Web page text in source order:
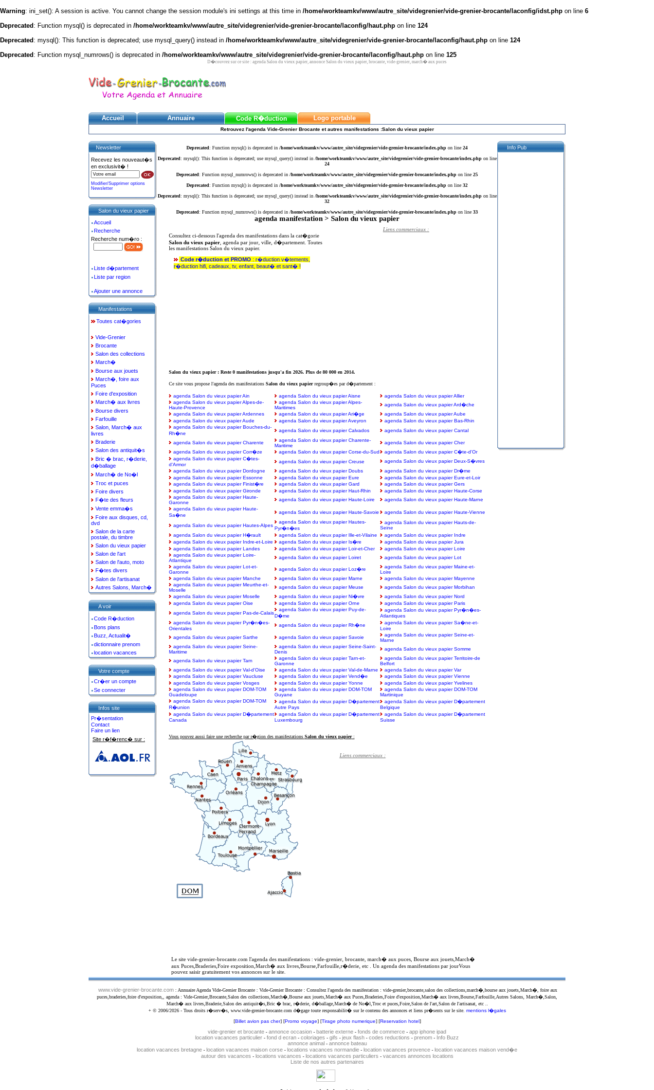
Warning: ini_set(): A session is active. You cannot change the session module's ini settings at this time in /home/workteamkv/www/autre_site/videgrenier/vide-grenier-brocante/laconfig/idst.php on line 6
Deprecated : Function mysql() is deprecated in /home/workteamkv/www/autre_site/videgrenier/vide-grenier-brocante/laconfig/haut.php on line 124
Deprecated : mysql(): This function is deprecated; use mysql_query() instead in /home/workteamkv/www/autre_site/videgrenier/vide-grenier-brocante/laconfig/haut.php on line 124
Deprecated : Function mysql_numrows() is deprecated in /home/workteamkv/www/autre_site/videgrenier/vide-grenier-brocante/laconfig/haut.php on line 125
D�couvrez sur ce site : agenda Salon du vieux papier, annonce Salon du vieux papier, brocante, vide-grenier, march� aux puces
Accueil Annuaire Code R�duction Logo portable
Retrouvez l'agenda Vide-Grenier Brocante et autres manifestations :Salon du vieux papier
Deprecated: Function mysql() is deprecated in /home/workteamkv/www/autre_site/videgrenier/vide-grenier-brocante/index.php on line 24
Deprecated: mysql(): This function is deprecated; use mysql_query() instead in /home/workteamkv/www/autre_site/videgrenier/vide-grenier-brocante/index.phpon line
24
Deprecated: Function mysql_numrows() is deprecated in /home/workteamkv/www/autre_site/videgrenier/vide-grenier-brocante/index.php on line 25
Deprecated: Function mysql() is deprecated in /home/workteamkv/www/autre_site/videgrenier/vide-grenier-brocante/index.php on line 32
Deprecated: mysql(): This function is deprecated; use mysql_query() instead in /home/workteamkv/www/autre_site/videgrenier/vide-grenier-brocante/index.phpon line
32
Deprecated: Function mysql_numrows() is deprecated in /home/workteamkv/www/autre_site/videgrenier/vide-grenier-brocante/index.php on line 33
agenda manifestation > Salon du vieux papier
Consultez ci-dessous l'agenda des manifestations dans la cat�gorie
Salon du vieux papier, agenda par jour, ville, d�partement. Toutes
les manifestations Salon du vieux papier.
Code r�duction et PROMO : r�duction v�tements,
r�duction hifi, cadeaux, tv, enfant, beaut� et sant� !
Liens commerciaux :
Salon du vieux papier : Reste 0 manifestations jusqu'a fin 2026. Plus de 80 000 en 2014.
Ce site vous propose l'agenda des manifestations Salon du vieux papierregroup�es par d�partement :
agenda Salon du vieux papier Ain agenda Salon du vieux papier Aisne
agenda Salon du vieux papier Allier
agenda Salon du vieux papier Alpes-de-
Haute-Provence
agenda Salon du vieux papier Alpes-
Maritimes
agenda Salon du vieux papier Ard�che
agenda Salon du vieux papier Ardennes
agenda Salon du vieux papier Ari�ge
agenda Salon du vieux papier Aube
agenda Salon du vieux papier Aude
agenda Salon du vieux papier Aveyron
agenda Salon du vieux papier Bas-Rhin
agenda Salon du vieux papier Bouches-du-
Rh�ne
agenda Salon du vieux papier Calvados agenda Salon du vieux papier Cantal
agenda Salon du vieux papier Charente
agenda Salon du vieux papier Charente-
Maritime
agenda Salon du vieux papier Cher
agenda Salon du vieux papier Corr�ze
agenda Salon du vieux papier Corse-du-Sud
agenda Salon du vieux papier C�te-d'Or
agenda Salon du vieux papier C�tes-
d'Armor
agenda Salon du vieux papier Creuse
agenda Salon du vieux papier Deux-S�vres
agenda Salon du vieux papier Dordogne
agenda Salon du vieux papier Doubs
agenda Salon du vieux papier Dr�me
agenda Salon du vieux papier Essonne
agenda Salon du vieux papier Eure
agenda Salon du vieux papier Eure-et-Loir
agenda Salon du vieux papier Finist�re
agenda Salon du vieux papier Gard
agenda Salon du vieux papier Gers
agenda Salon du vieux papier Gironde
agenda Salon du vieux papier Haut-Rhin
agenda Salon du vieux papier Haute-Corse
agenda Salon du vieux papier Haute-
Garonne
agenda Salon du vieux papier Haute-Loire
agenda Salon du vieux papier Haute-Marne
agenda Salon du vieux papier Haute-
Sa�ne
agenda Salon du vieux papier Haute-Savoie agenda Salon du vieux papier Haute-Vienne
agenda Salon du vieux papier Hautes-Alpes
agenda Salon du vieux papier Hautes-
Pyr�n�es
agenda Salon du vieux papier Hauts-de-
Seine
agenda Salon du vieux papier H�rault
agenda Salon du vieux papier Ille-et-Vilaine
agenda Salon du vieux papier Indre
agenda Salon du vieux papier Indre-et-Loire
agenda Salon du vieux papier Is�re
agenda Salon du vieux papier Jura
agenda Salon du vieux papier Landes
agenda Salon du vieux papier Loir-et-Cher
agenda Salon du vieux papier Loire
agenda Salon du vieux papier Loire-
Atlantique
agenda Salon du vieux papier Loiret
agenda Salon du vieux papier Lot
agenda Salon du vieux papier Lot-et-
Garonne
agenda Salon du vieux papier Loz�re
agenda Salon du vieux papier Maine-et-
Loire
agenda Salon du vieux papier Manche
agenda Salon du vieux papier Marne
agenda Salon du vieux papier Mayenne
agenda Salon du vieux papier Meurthe-et-
Moselle
agenda Salon du vieux papier Meuse
agenda Salon du vieux papier Morbihan
agenda Salon du vieux papier Moselle
agenda Salon du vieux papier Ni�vre
agenda Salon du vieux papier Nord
agenda Salon du vieux papier Oise
agenda Salon du vieux papier Orne
agenda Salon du vieux papier Paris
agenda Salon du vieux papier Pas-de-Calais
agenda Salon du vieux papier Puy-de-
D�me
agenda Salon du vieux papier Pyr�n�es-
Atlantiques
agenda Salon du vieux papier Pyr�n�es-
Orientales
agenda Salon du vieux papier Rh�ne
agenda Salon du vieux papier Sa�ne-et-
Loire
agenda Salon du vieux papier Sarthe
agenda Salon du vieux papier Savoie
agenda Salon du vieux papier Seine-et-
Marne
agenda Salon du vieux papier Seine-
Maritime
agenda Salon du vieux papier Seine-Saint-
Denis
agenda Salon du vieux papier Somme
agenda Salon du vieux papier Tarn
agenda Salon du vieux papier Tarn-et-
Garonne
agenda Salon du vieux papier Territoire-de
Belfort
agenda Salon du vieux papier Val-d'Oise
agenda Salon du vieux papier Val-de-Marne
agenda Salon du vieux papier Var
agenda Salon du vieux papier Vaucluse
agenda Salon du vieux papier Vend�e
agenda Salon du vieux papier Vienne
agenda Salon du vieux papier Vosges
agenda Salon du vieux papier Yonne
agenda Salon du vieux papier Yvelines
agenda Salon du vieux papier DOM-TOM
Guadeloupe
agenda Salon du vieux papier DOM-TOM
Guyane
agenda Salon du vieux papier DOM-TOM
Martinique
agenda Salon du vieux papier DOM-TOM
R�union
agenda Salon du vieux papier D�partement
Autre Pays
agenda Salon du vieux papier D�partement
Belgique
agenda Salon du vieux papier D�partement
Canada
agenda Salon du vieux papier D�partement
Luxembourg
agenda Salon du vieux papier D�partement
Suisse
Vous pouvez aussi faire une recherche par r�gion des manifestations Salon du vieux papier:
Liens commerciaux :
Le site vide-grenier-brocante.com l'agenda des manifestations : vide-grenier, brocante, march� aux puces, Bourse aux jouets,March�
aux Puces,Braderies,Foire exposition,March� aux livres,Bourse,Farfouille,r�derie, etc . Un agenda des manifestations par jourVous
pouvez saisir gratuitement vos annonces sur le site.
Newsletter
Recevez les nouveaut�s
en exclusivit� !
Modifier/Supprimer options
Newsletter
Salon du vieux papier
Accueil
Recherche
Recherche num�ro :
Liste d�partement
Liste par region
Ajouter une annonce
Manifestations
Toutes cat�gories
Vide-Grenier
Brocante
Salon des collections
March�
Bourse aux jouets
March�, foire aux
Puces
Foire d'exposition
March� aux livres
Bourse divers
Farfouille
Salon, March� aux
livres
Braderie
Salon des antiquit�s
Bric � brac, r�derie,
d�ballage
March� de No�l
Troc et puces
Foire divers
F�te des fleurs
Vente emma�s
Foire aux disques, cd,
dvd
Salon de la carte
postale, du timbre
Salon du vieux papier
Salon de l'art
Salon de l'auto, moto
F�tes divers
Salon de l'artisanat
Autres Salons, March�
A voir
Code R�duction
Bons plans
Buzz, Actualit�
dictionnaire prenom
location vacances
Votre compte
Cr�er un compte
Se connecter
Infos site
Pr�sentation
Contact
Faire un lien
Site r�f�renc� sur :
Info Pub
www.vide-grenier-brocante.com : Annuaire Agenda Vide-Grenier Brocante : Vide-Grenier Brocante : Consultez l'agenda des manifestation : vide-grenier,brocante,salon des collections,march�,bourse aux jouets,March�, foire aux
puces,braderies,foire d'exposition,, agenda : Vide-Grenier,Brocante,Salon des collections,March�,Bourse aux jouets,March� aux Puces,Braderies,Foire d'exposition,March� aux livres,Bourse,Farfouille,Autres Salons, March�,Salon,
March� aux livres,Braderie,Salon des antiquit�s,Bric � brac, r�derie, d�ballage,March� de No�l,Troc et puces,Foire,Salon de l'art,Salon de l'artisanat, etc ..
+ © 2006/2026 - Tous droits r�serv�s, www.vide-grenier-brocante.com d�gage toute responsabilit� sur le contenu des annonces et liens pr�sents sur le site. mentions l�gales
[Billet avion pas cher] [Promo voyage] [Tirage photo numerique] [Reservation hotel]
vide-grenier et brocante - annonce occasion - batterie externe - fonds de commerce - app iphone ipad
location vacances particulier - fond d ecran - coloriages - gifs - jeux flash - codes reductions - prenom - Info Buzz
annonce animal - annonce bateau
location vacances bretagne - location vacances maison corse - locations vacances normandie - location vacances provence - location vacances maison vend�e
autour des vacances - locations vacances - locations vacances particuliers - vacances annonces locations
Liste de nos autres partenaires